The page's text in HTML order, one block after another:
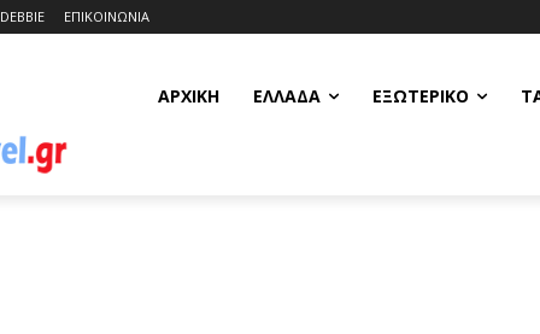
DEBBIE ΕΠΙΚΟΙΝΩΝΙΑ
ΑΡΧΙΚΗ ΕΛΛΆΔΑ ΕΞΩΤΕΡΙΚΌ